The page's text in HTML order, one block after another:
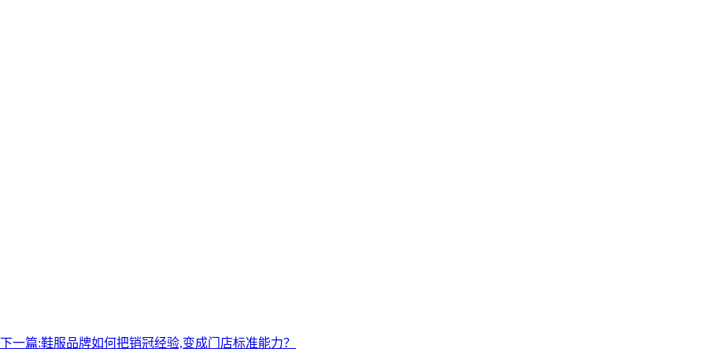
下一篇:鞋服品牌如何把销冠经验,变成门店标准能力？